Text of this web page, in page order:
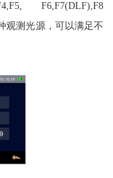
F6,F7(DLF),F8
观测光源，可以满足不